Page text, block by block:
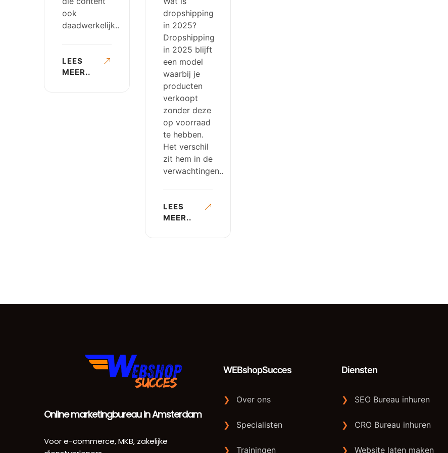
ook
daadwerkelijk..
LEES
MEER..
dropshipping
in 2025?
Dropshipping
in 2025 blijft
een model
waarbij je
producten
verkoopt
zonder deze
op voorraad
te hebben.
Het verschil
zit hem in de
verwachtingen..
LEES
MEER..
Online marketingbureau in Amsterdam
Voor e-commerce, MKB, zakelijke
WEBshopSucces
❯ Over ons
❯ Specialisten
❯ Trainingen
Diensten
❯ SEO Bureau inhuren
❯ CRO Bureau inhuren
❯ Website laten maken